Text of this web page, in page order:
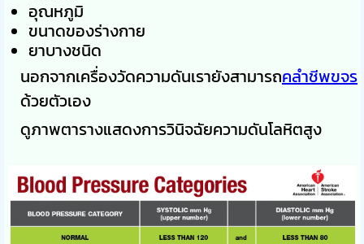
อุณหภูมิ
ขนาดของร่างกาย
ยาบางชนิด
นอกจากเครื่องวัดความดันเรายังสามารถคลำชีพขจร
ด้วยตัวเอง
ดูภาพตารางแสดงการวินิจฉัยความดันโลหิตสูง